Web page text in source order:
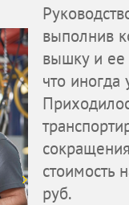
выполнив
вышку и ее
что иногда
стоимость
руб.